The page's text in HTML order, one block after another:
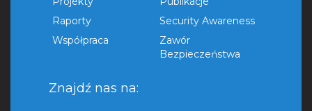
Raporty
Security Awareness
Współpraca
Zawór
Bezpieczeństwa
Znajdź nas na: